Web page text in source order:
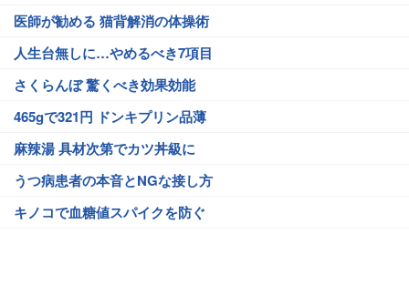
医師が勧める 猫背解消の体操術
人生台無しに…やめるべき7項目
さくらんぼ 驚くべき効果効能
465gで321円 ドンキプリン品薄
麻辣湯 具材次第でカツ丼級に
うつ病患者の本音とNGな接し方
キノコで血糖値スパイクを防ぐ